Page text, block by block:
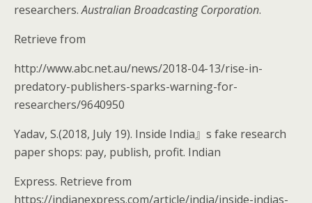
researchers.Australian Broadcasting Corporation.
Retrieve from
http://www.abc.net.au/news/2018-04-13/rise-in-
predatory-publishers-sparks-warning-for-
researchers/9640950
Yadav, S.(2018, July 19). Inside India』s fake research
paper shops: pay, publish, profit. Indian
Express. Retrieve from
https://indianexpress.com/article/india/inside-indias-